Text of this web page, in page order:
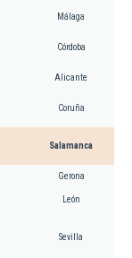
Málaga
Córdoba
Alicante
Coruña
Salamanca
Gerona
León
Sevilla